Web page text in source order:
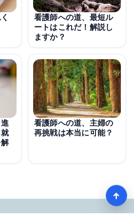
看護師への道、最短ル
ートはこれだ！解説し
ますか？
看護師への道、主婦の
再挑戦は本当に可能？
↑